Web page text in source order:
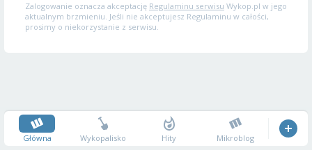
Zalogowanie oznacza akceptację Regulaminu serwisu Wykop.pl w jego
aktualnym brzmieniu. Jeśli nie akceptujesz Regulaminu w całości,
prosimy o niekorzystanie z serwisu.
Główna Wykopalisko Hity Mikroblog